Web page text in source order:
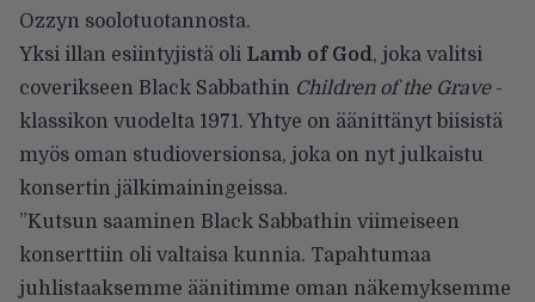
Ozzyn soolotuotannosta.
Yksi illan esiintyjistä oli Lamb of God, joka valitsi
coverikseen Black Sabbathin Children of the Grave-
klassikon vuodelta 1971. Yhtye on äänittänyt biisistä
myös oman studioversionsa, joka on nyt julkaistu
konsertin jälkimainingeissa.
”Kutsun saaminen Black Sabbathin viimeiseen
konserttiin oli valtaisa kunnia. Tapahtumaa
juhlistaaksemme äänitimme oman näkemyksemme